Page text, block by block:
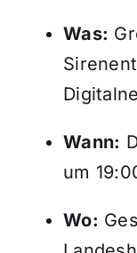
Was:
Wann:
um
Wo: